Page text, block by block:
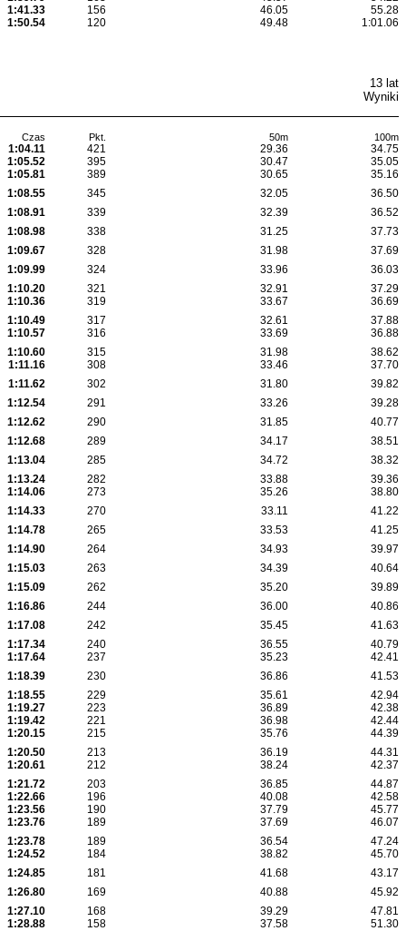
1:41.33
156 46.05
55.28
1:50.54
120 49.48 1:01.06
13 lat
Wyniki
Czas Pkt. 50m 100m
1:04.11 421 29.36
34.75
1:05.52
395 30.47
35.05
1:05.81
389 30.65
35.16
1:08.55
345 32.05
36.50
1:08.91
339 32.39
36.52
1:08.98
338 31.25
37.73
1:09.67
328 31.98
37.69
1:09.99
324 33.96
36.03
1:10.20
321 32.91
37.29
1:10.36
319 33.67
36.69
1:10.49
317 32.61
37.88
1:10.57
316 33.69
36.88
1:10.60
315 31.98
38.62
1:11.16
308 33.46
37.70
1:11.62
302 31.80
39.82
1:12.54
291 33.26
39.28
1:12.62
290 31.85
40.77
1:12.68
289 34.17
38.51
1:13.04
285 34.72
38.32
1:13.24
282 33.88
39.36
1:14.06
273 35.26
38.80
1:14.33
270 33.11
41.22
1:14.78
265 33.53
41.25
1:14.90
264 34.93
39.97
1:15.03
263 34.39
40.64
1:15.09
262 35.20
39.89
1:16.86
244 36.00
40.86
1:17.08
242 35.45
41.63
1:17.34
240 36.55
40.79
1:17.64
237 35.23
42.41
1:18.39
230 36.86
41.53
1:18.55
229 35.61
42.94
1:19.27
223 36.89
42.38
1:19.42
221 36.98
42.44
1:20.15
215 35.76
44.39
1:20.50
213 36.19
44.31
1:20.61
212 38.24
42.37
1:21.72
203 36.85
44.87
1:22.66
196 40.08
42.58
1:23.56
190 37.79
45.77
1:23.76
189 37.69
46.07
1:23.78
189 36.54
47.24
1:24.52
184 38.82
45.70
1:24.85
181 41.68
43.17
1:26.80
169 40.88
45.92
1:27.10
168 39.29
47.81
1:28.88
158 37.58
51.30